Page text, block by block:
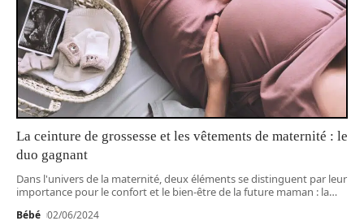
La ceinture de grossesse et les vêtements de maternité : le
duo gagnant
Dans l'univers de la maternité, deux éléments se distinguent par leur
importance pour le confort et le bien-être de la future maman : la…
Bébé 02/06/2024